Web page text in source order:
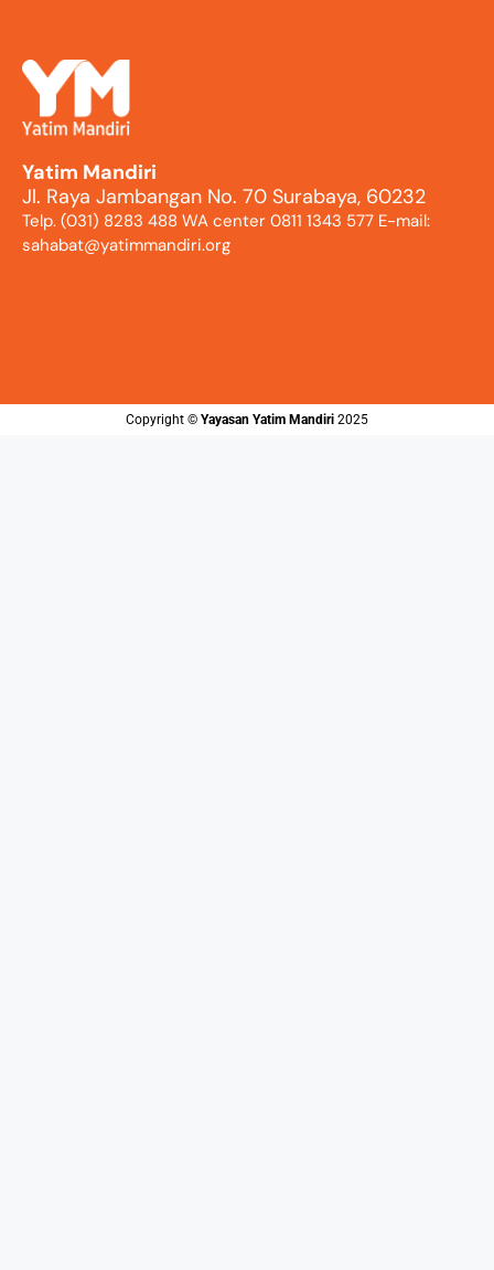
Yatim Mandiri
Jl. Raya Jambangan No. 70 Surabaya, 60232
Telp. (031) 8283 488 WA center 0811 1343 577 E-mail:
sahabat@yatimmandiri.org
Copyright ©️ Yayasan Yatim Mandiri 2025